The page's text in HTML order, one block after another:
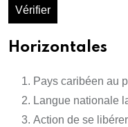
Vérifier
Horizontales
Pays caribéen au
Langue nationale
Action de se